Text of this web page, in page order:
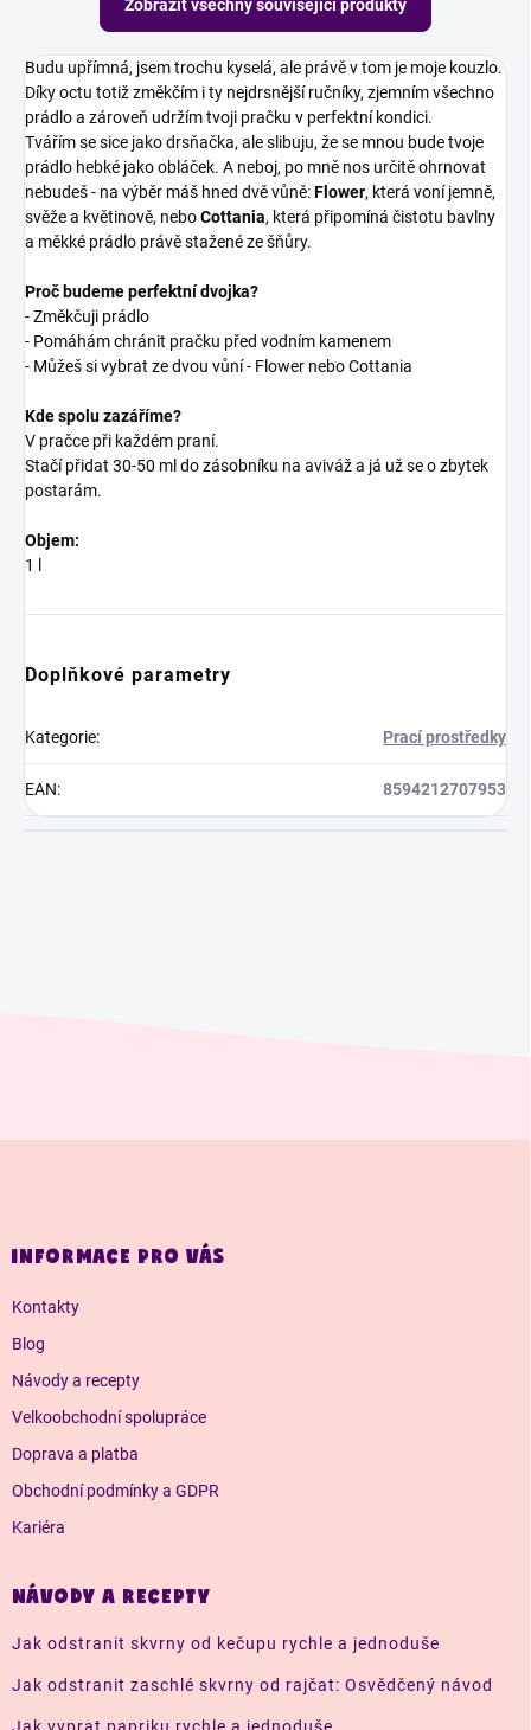
Zobrazit všechny související produkty
Budu upřímná, jsem trochu kyselá, ale právě v tom je moje kouzlo.
Díky octu totiž změkčím i ty nejdrsnější ručníky, zjemním všechno
prádlo a zároveň udržím tvoji pračku v perfektní kondici.
Tvářím se sice jako drsňačka, ale slibuju, že se mnou bude tvoje
prádlo hebké jako obláček. A neboj, po mně nos určitě ohrnovat
nebudeš - na výběr máš hned dvě vůně:Flower, která voní jemně,
svěže a květinově, neboCottania, která připomíná čistotu bavlny
a měkké prádlo právě stažené ze šňůry.
Proč budeme perfektní dvojka?
- Změkčuji prádlo
- Pomáhám chránit pračku před vodním kamenem
- Můžeš si vybrat ze dvou vůní - Flower nebo Cottania
Kde spolu zazáříme?
V pračce při každém praní.
Stačí přidat 30-50 ml do zásobníku na aviváž a já už se o zbytek
postarám.
Objem:
1 l
Doplňkové parametry
Kategorie: Prací prostředky
EAN: 8594212707953
a INFORMACE PRO VÁS
Kontakty
Blog
Návody a recepty
Velkoobchodní spolupráce
Doprava a platba
Obchodní podmínky a GDPR
Kariéra
NÁVODY A RECEPTY
Jak odstranit skvrny od kečupu rychle a jednoduše
Jak odstranit zaschlé skvrny od rajčat: Osvědčený návod